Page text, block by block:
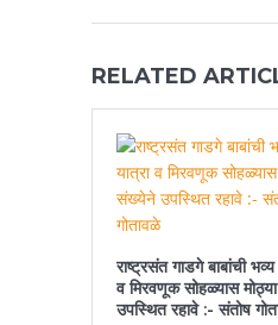
RELATED
राष्ट्रसंत गाडगे बाबांची
व मिरवणूक सोहळ्यास
उपस्थित रहावे :- संतोष